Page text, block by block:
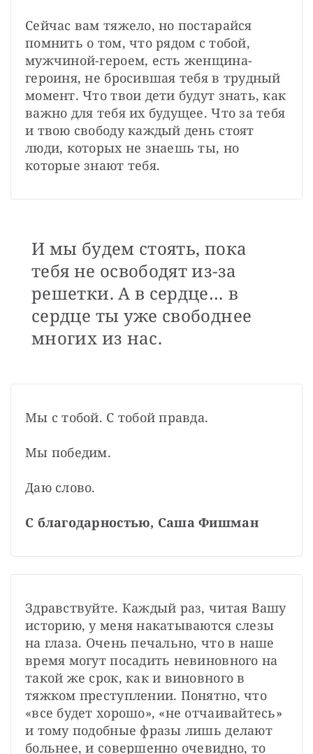
Сейчас вам тяжело, но постарайся
помнить о том, что рядом с тобой,
мужчиной-героем, есть женщина-
героиня, не бросившая тебя в трудный
момент. Что твои дети будут знать, как
важно для тебя их будущее. Что за тебя
и твою свободу каждый день стоят
люди, которых не знаешь ты, но
которые знают тебя.
И мы будем стоять, пока
тебя не освободят из-за
решетки. А в сердце… в
сердце ты уже свободнее
многих из нас.
Мы с тобой. С тобой правда.
Мы победим.
Даю слово.
С благодарностью, Саша Фишман
Здравствуйте. Каждый раз, читая Вашу
историю, у меня накатываются слезы
на глаза. Очень печально, что в наше
время могут посадить невиновного на
такой же срок, как и виновного в
тяжком преступлении. Понятно, что
«все будет хорошо», «не отчаивайтесь»
и тому подобные фразы лишь делают
больнее, и совершенно очевидно, то